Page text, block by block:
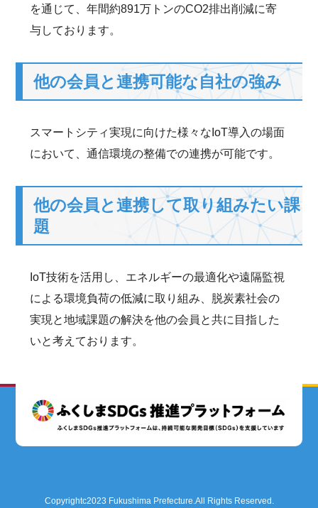
を通じて、年間約891万トンのCO2排出削減に寄
与しております。
他の会員と連携可能な自社の強み
スマートシティ実現に向けた様々なIoT導入の場面
において、通信環境の整備での連携が可能です。
他の会員と連携して取り組みたい課
題
IoT技術を活用し、エネルギーの最適化や遠隔監視
による環境負荷の低減に取り組み、脱炭素社会の
実現と地域課題の解決を他の会員と共に目指した
いと考えております。
Copyrightc2023 Fukushima Prefecture.All Rights Reserved.